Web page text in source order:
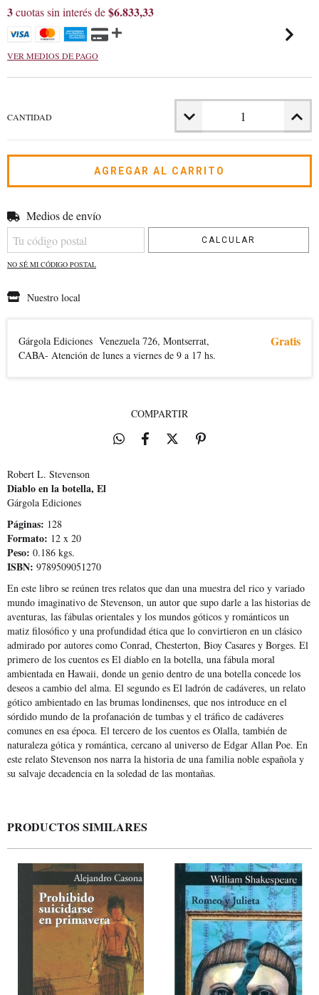
3cuotas sin interés de$6.833,33
VER MEDIOS DE PAGO
CANTIDAD
Entregas para el CP:
Medios de envío
CALCULAR
NO SÉ MI CÓDIGO POSTAL
Nuestro local
Gárgola Ediciones Venezuela 726, Montserrat,
CABA- Atención de lunes a viernes de 9 a 17 hs.
Gratis
COMPARTIR
Robert L. Stevenson
Diablo en la botella, El
Gárgola Ediciones
Páginas: 128
Formato: 12 x 20
Peso: 0.186 kgs.
ISBN: 9789509051270
En este libro se reúnen tres relatos que dan una muestra del rico y variado
mundo imaginativo de Stevenson, un autor que supo darle a las historias de
aventuras, las fábulas orientales y los mundos góticos y románticos un
matiz filosófico y una profundidad ética que lo convirtieron en un clásico
admirado por autores como Conrad, Chesterton, Bioy Casares y Borges. El
primero de los cuentos es El diablo en la botella, una fábula moral
ambientada en Hawaii, donde un genio dentro de una botella concede los
deseos a cambio del alma. El segundo es El ladrón de cadáveres, un relato
gótico ambientado en las brumas londinenses, que nos introduce en el
sórdido mundo de la profanación de tumbas y el tráfico de cadáveres
comunes en esa época. El tercero de los cuentos es Olalla, también de
naturaleza gótica y romántica, cercano al universo de Edgar Allan Poe. En
este relato Stevenson nos narra la historia de una familia noble española y
su salvaje decadencia en la soledad de las montañas.
PRODUCTOS SIMILARES